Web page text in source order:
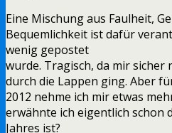
Eine Mischung aus Faulheit,
Bequemlichkeit ist dafür
wenig gepostet
wurde. Tragisch, da mir
durch die Lappen ging. Aber
2012 nehme ich mir etwas
erwähnte ich eigentlich schon
Jahres ist?